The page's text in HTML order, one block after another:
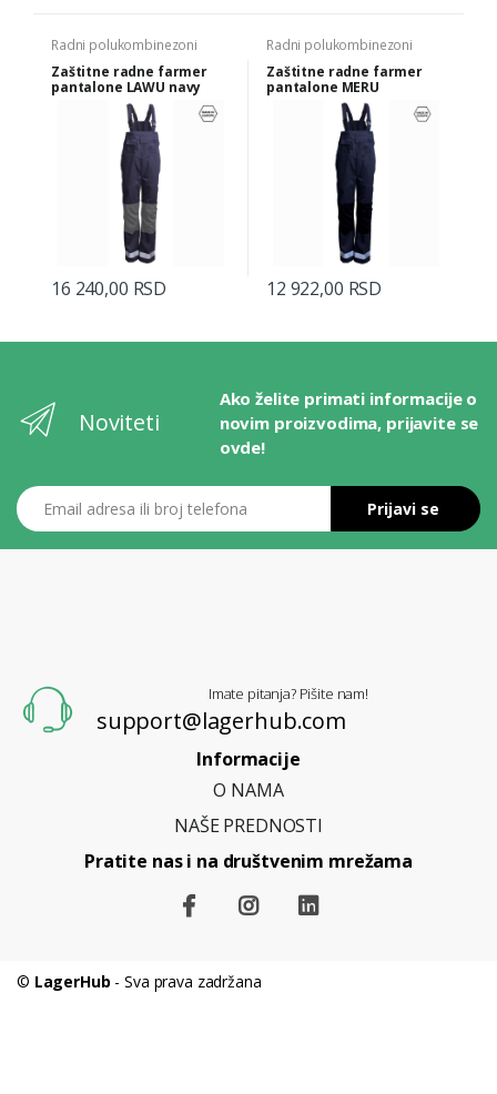
Radni polukombinezoni
Zaštitne radne farmer
pantalone LAWU navy
16 240,00 RSD
Radni polukombinezoni
Zaštitne radne farmer
pantalone MERU
12 922,00 RSD
Noviteti
Ako želite primati informacije o
novim proizvodima, prijavite se
ovde!
Email adresa ili broj telefona
Prijavi se
Imate pitanja? Pišite nam!
support@lagerhub.com
Informacije
O NAMA
NAŠE PREDNOSTI
Pratite nas i na društvenim mrežama
© LagerHub - Sva prava zadržana